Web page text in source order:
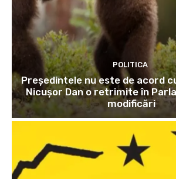
POLITICA
Președintele nu este de acord
Nicușor Dan o retrimite în
modificări